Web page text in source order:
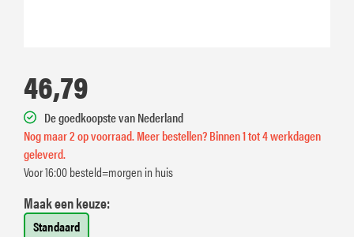
46,79
De goedkoopste van Nederland
Nog maar 2 op voorraad. Meer bestellen? Binnen 1 tot 4 werkdagen
geleverd.
Voor 16:00 besteld=morgen in huis
Maak een keuze:
Standaard